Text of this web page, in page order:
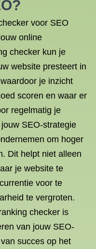
voor SEO
online
checker kun je
website presteert in
je inzicht
scoren en waar er
regelmatig je
SEO-strategie
om hoger
Dit helpt niet alleen
je website te
voor te
te vergroten.
checker is
van jouw SEO-
succes op het